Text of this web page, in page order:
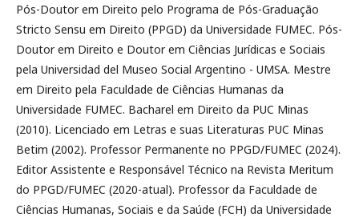
Pós-Doutor em Direito pelo Programa de Pós-Graduação
Stricto Sensu em Direito (PPGD) da Universidade FUMEC. Pós-
Doutor em Direito e Doutor em Ciências Jurídicas e Sociais
pela Universidad del Museo Social Argentino - UMSA. Mestre
em Direito pela Faculdade de Ciências Humanas da
Universidade FUMEC. Bacharel em Direito da PUC Minas
(2010). Licenciado em Letras e suas Literaturas PUC Minas
Betim (2002). Professor Permanente no PPGD/FUMEC (2024).
Editor Assistente e Responsável Técnico na Revista Meritum
do PPGD/FUMEC (2020-atual). Professor da Faculdade de
Ciências Humanas, Sociais e da Saúde (FCH) da Universidade